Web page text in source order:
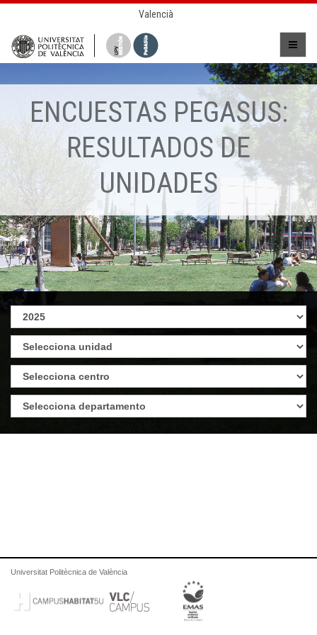
Valencià
ENCUESTAS PEGASUS:
RESULTADOS DE
UNIDADES
Universitat Politècnica de València